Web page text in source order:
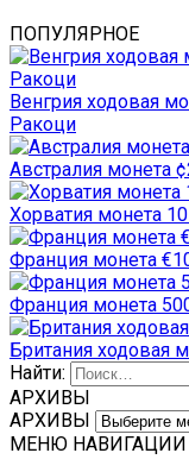
ПОПУЛЯРНОЕ
Венгрия ходовая
Ракоци
Австралия монета
Хорватия монета
Франция монета
Франция монета
Британия ходовая
Найти:
АРХИВЫ
АРХИВЫ
МЕНЮ НАВИГАЦИИ